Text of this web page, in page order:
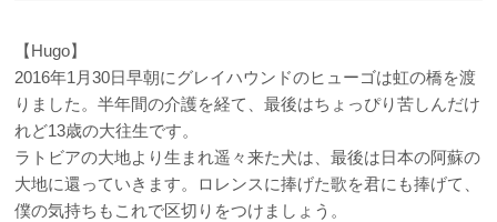
【Hugo】
2016年1月30日早朝にグレイハウンドのヒューゴは虹の橋を渡
りました。半年間の介護を経て、最後はちょっぴり苦しんだけ
れど13歳の大往生です。
ラトビアの大地より生まれ遥々来た犬は、最後は日本の阿蘇の
大地に還っていきます。ロレンスに捧げた歌を君にも捧げて、
僕の気持ちもこれで区切りをつけましょう。